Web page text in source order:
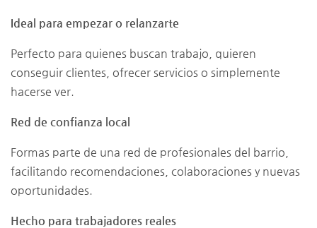
Ideal para empezar o relanzarte
Perfecto para quienes buscan trabajo, quieren
conseguir clientes, ofrecer servicios o simplemente
hacerse ver.
Red de confianza local
Formas parte de una red de profesionales del barrio,
facilitando recomendaciones, colaboraciones y nuevas
oportunidades.
Hecho para trabajadores reales